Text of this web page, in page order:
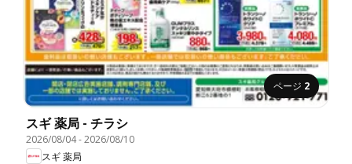
ページ 2
スギ 薬局 - チラシ
2026/08/04-2026/08/10
スギ 薬局